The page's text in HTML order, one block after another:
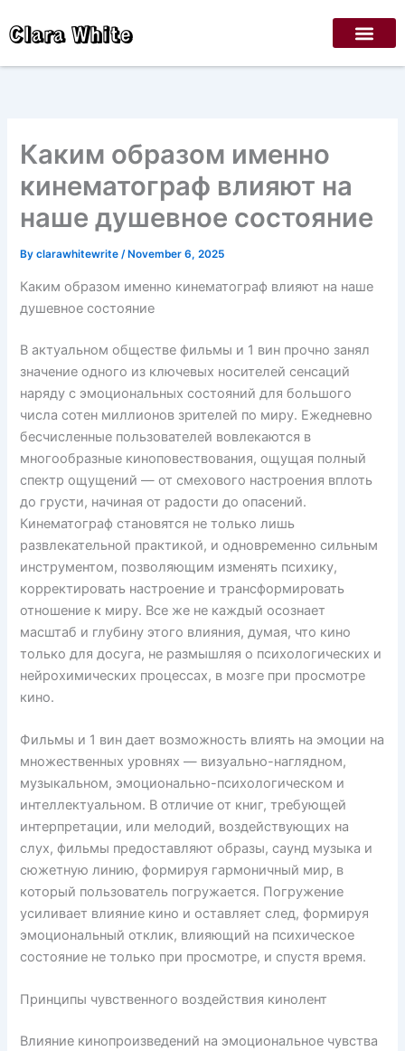
toClara White
Каким образом именно
кинематограф влияют на
наше душевное состояние
Byclarawhitewrite/ November 6, 2025
Каким образом именно кинематограф влияют на наше
душевное состояние
В актуальном обществе фильмы и 1 вин прочно занял
значение одного из ключевых носителей сенсаций
наряду с эмоциональных состояний для большого
числа сотен миллионов зрителей по миру. Ежедневно
бесчисленные пользователей вовлекаются в
многообразные киноповествования, ощущая полный
спектр ощущений — от смехового настроения вплоть
до грусти, начиная от радости до опасений.
Кинематограф становятся не только лишь
развлекательной практикой, и одновременно сильным
инструментом, позволяющим изменять психику,
корректировать настроение и трансформировать
отношение к миру. Все же не каждый осознает
масштаб и глубину этого влияния, думая, что кино
только для досуга, не размышляя о психологических и
нейрохимических процессах, в мозге при просмотре
кино.
Фильмы и 1 вин дает возможность влиять на эмоции на
множественных уровнях — визуально-наглядном,
музыкальном, эмоционально-психологическом и
интеллектуальном. В отличие от книг, требующей
интерпретации, или мелодий, воздействующих на
слух, фильмы предоставляют образы, саунд музыка и
сюжетную линию, формируя гармоничный мир, в
который пользователь погружается. Погружение
усиливает влияние кино и оставляет след, формируя
эмоциональный отклик, влияющий на психическое
состояние не только при просмотре, и спустя время.
Принципы чувственного воздействия кинолент
Влияние кинопроизведений на эмоциональное чувства